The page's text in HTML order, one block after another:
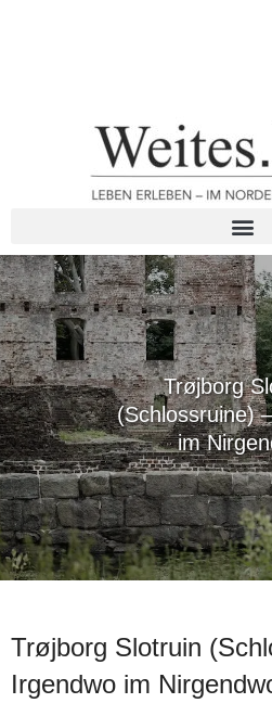
Trøjborg
(Schlossruine)
im
Trøjborg Slotruin
Irgendwo im